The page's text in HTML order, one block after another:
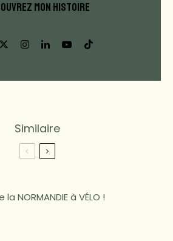
MON HISTOIRE
Similaire
la NORMANDIE à VÉLO !